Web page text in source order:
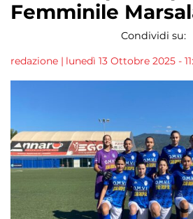
Femminile
Condividi su:
redazione | lunedì 13 Ottobre 2025 -